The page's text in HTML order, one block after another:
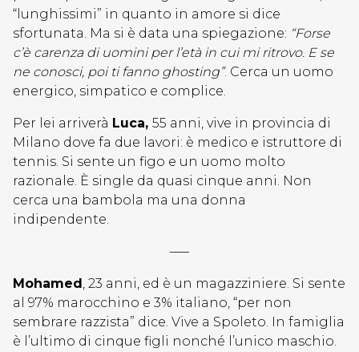
“lunghissimi” in quanto in amore si dice
sfortunata. Ma si è data una spiegazione: “Forse
c’è carenza di uomini per l’età in cui mi ritrovo. E se
ne conosci, poi ti fanno ghosting”. Cerca un uomo
energico, simpatico e complice.
Per lei arriverà Luca, 55 anni, vive in provincia di
Milano dove fa due lavori: è medico e istruttore di
tennis. Si sente un figo e un uomo molto
razionale. È single da quasi cinque anni. Non
cerca una bambola ma una donna
indipendente.
—–
Mohamed, 23 anni, ed è un magazziniere. Si sente
al 97% marocchino e 3% italiano, “per non
sembrare razzista” dice. Vive a Spoleto. In famiglia
è l’ultimo di cinque figli nonché l’unico maschio.